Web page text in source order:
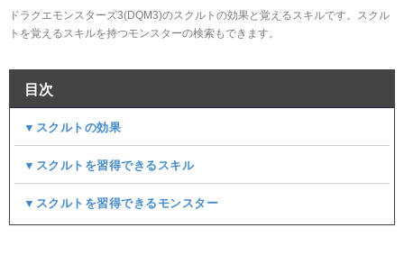
ドラクエモンスターズ3(DQM3)のスクルトの効果と覚えるスキルです。スクル
トを覚えるスキルを持つモンスターの検索もできます。
目次
▼スクルトの効果
▼スクルトを習得できるスキル
▼スクルトを習得できるモンスター